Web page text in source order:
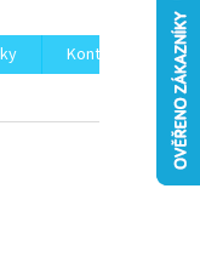
Kontakty